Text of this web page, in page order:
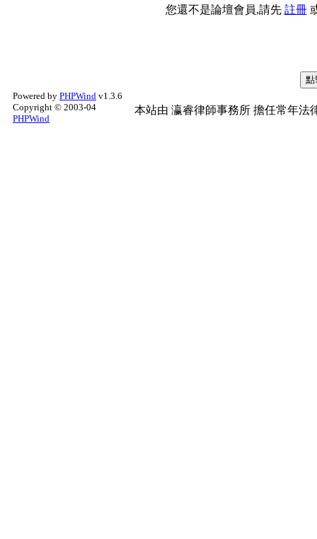
您還不是論壇會員,請先 註冊
Powered by PHPWind v1.3.6
Copyright © 2003-04
PHPWind
本站由 瀛睿律師事務所 擔任常年法